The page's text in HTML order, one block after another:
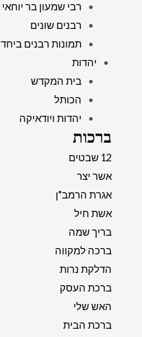
רבי שמעון בר יוחאי
רבנים שונים
תמונות רבנים ביחד
יהדות
בית המקדש
הכותל
יהדות ויודאיקה
ברכות
12 שבטים
אשר יצר
אגרת הרמב"ן
אשת חיל
בריך שמה
ברכה למקווה
הדלקת נרות
ברכת העסק
האש שלי
ברכת הבית